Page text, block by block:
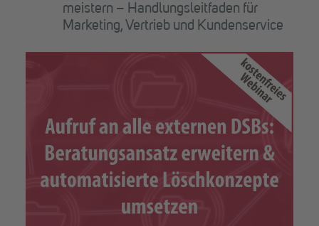
meistern – Handlungsleitfaden für
Marketing, Vertrieb und Kundenservice